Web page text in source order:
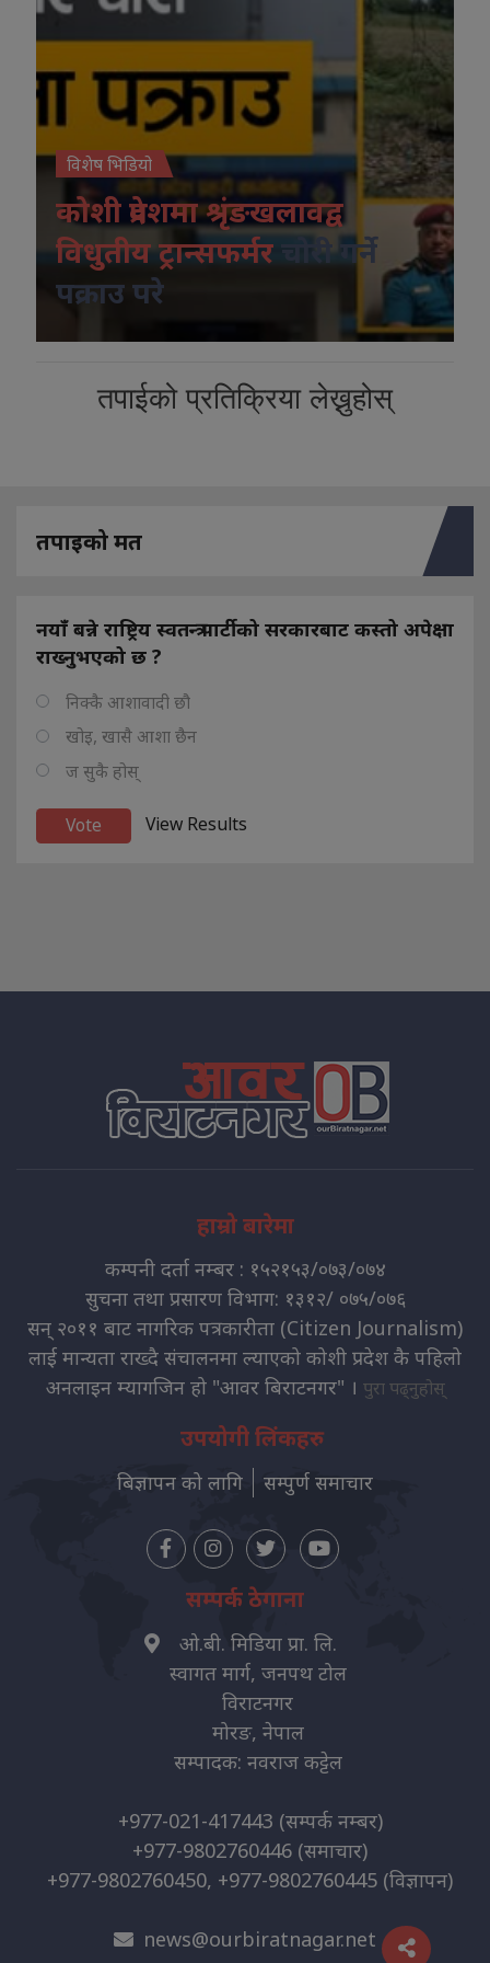
विशेष भिडियो
कोशी प्रदेशमा श्रृंङखलावद्व
विधुतीय ट्रान्सफर्मर
चोरी गर्ने
पक्राउ परे
तपाईको प्रतिक्रिया लेख्नुहोस्
तपाइको मत
नयाँ बन्ने राष्ट्रिय स्वतन्त्र पार्टीको सरकारबाट कस्तो अपेक्षा
राख्नुभएको छ ?
निक्कै आशावादी छौ
खोइ, खासै आशा छैन
ज सुकै होस्
View Results
हाम्रो बारेमा
कम्पनी दर्ता नम्बर : १५२१५३/०७३/०७४
सुचना तथा प्रसारण विभाग: १३१२/ ०७५/०७६
सन् २०११ बाट नागरिक पत्रकारीता (Citizen Journalism)
लाई मान्यता राख्दै संचालनमा ल्याएको कोशी प्रदेश कै पहिलो
अनलाइन म्यागजिन हो "आवर बिराटनगर" । पुरा पढ्नुहोस्
उपयोगी लिंकहरु
बिज्ञापन को लागि सम्पुर्ण समाचार
सम्पर्क ठेगाना
ओ.बी. मिडिया प्रा. लि.
स्वागत मार्ग, जनपथ टोल
विराटनगर
मोरङ, नेपाल
सम्पादक: नवराज कट्टेल
+977-021-417443 (सम्पर्क नम्बर)
+977-9802760446 (समाचार)
+977-9802760450, +977-9802760445 (विज्ञापन)
news@ourbiratnagar.net